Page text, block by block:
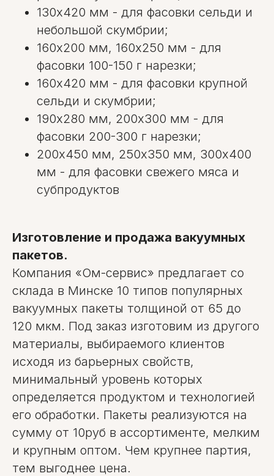
130х420 мм - для фасовки сельди и
небольшой скумбрии;
160х200 мм, 160х250 мм - для
фасовки 100-150 г нарезки;
160х420 мм - для фасовки крупной
сельди и скумбрии;
190х280 мм, 200х300 мм - для
фасовки 200-300 г нарезки;
200х450 мм, 250х350 мм, 300х400
мм - для фасовки свежего мяса и
субпродуктов
Изготовление и продажа вакуумных
пакетов.
Компания «Ом-сервис» предлагает со
склада в Минске 10 типов популярных
вакуумных пакеты толщиной от 65 до
120 мкм. Под заказ изготовим из другого
материалы, выбираемого клиентов
исходя из барьерных свойств,
минимальный уровень которых
определяется продуктом и технологией
его обработки. Пакеты реализуются на
сумму от 10руб в ассортименте, мелким
и крупным оптом. Чем крупнее партия,
тем выгоднее цена.